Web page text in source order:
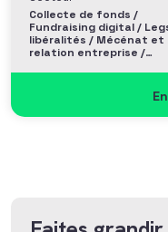
Collecte de fonds /
Fundraising digital /
libéralités / Mécénat et
relation entreprise /